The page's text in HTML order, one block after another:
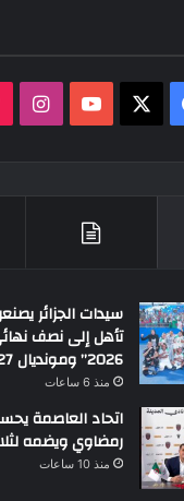
فيسبوك ‫YouTube
سيدات الجزائر
تأهل إلى نصف
2026” ومونديال 2027
منذ 6 ساعات
اتحاد العاصمة
رمضاوي ويضمه
منذ 10 ساعات